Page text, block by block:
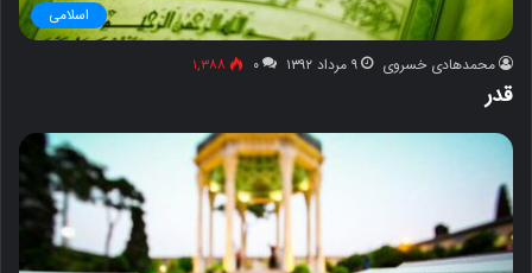
اسلامی
محمدهادی خسروی ۹ مرداد ۱۳۹۲ ۰ ۱,۳۸۸
قدر